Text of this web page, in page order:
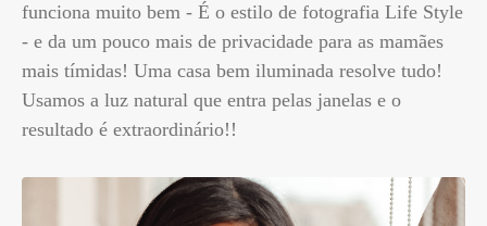
funciona muito bem - É o estilo de fotografia Life Style
- e da um pouco mais de privacidade para as mamães
mais tímidas! Uma casa bem iluminada resolve tudo!
Usamos a luz natural que entra pelas janelas e o
resultado é extraordinário!!